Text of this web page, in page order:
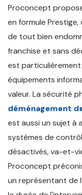
Proconcept
en formule
de tout bien
franchise et sans
est
équipements
valeur. La sécurité
déménagement
est aussi un sujet à
systèmes de
désactivés, va-et-
Proconcept
un représentant de